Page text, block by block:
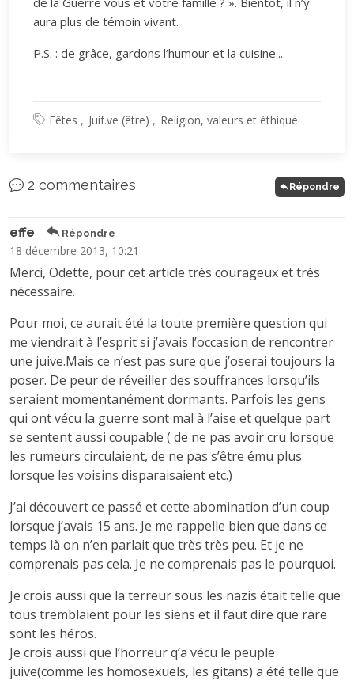
aura plus de témoin vivant.
P.S. : de grâce, gardons l’humour et la cuisine....
Fêtes Juif.ve (être) Religion, valeurs et éthique
2 commentaires Répondre
effe Répondre
18 décembre 2013, 10:21
Merci, Odette, pour cet article très courageux et très
nécessaire.
Pour moi, ce aurait été la toute première question qui
me viendrait à l’esprit si j’avais l’occasion de rencontrer
une juive.Mais ce n’est pas sure que j’oserai toujours la
poser. De peur de réveiller des souffrances lorsqu’ils
seraient momentanément dormants. Parfois les gens
qui ont vécu la guerre sont mal à l’aise et quelque part
se sentent aussi coupable ( de ne pas avoir cru lorsque
les rumeurs circulaient, de ne pas s’être ému plus
lorsque les voisins disparaisaient etc.)
J’ai découvert ce passé et cette abomination d’un coup
lorsque j’avais 15 ans. Je me rappelle bien que dans ce
temps là on n’en parlait que très très peu. Et je ne
comprenais pas cela. Je ne comprenais pas le pourquoi.
Je crois aussi que la terreur sous les nazis était telle que
tous tremblaient pour les siens et il faut dire que rare
sont les héros.
Je crois aussi que l’horreur q’a vécu le peuple
juive(comme les homosexuels, les gitans) a été telle que